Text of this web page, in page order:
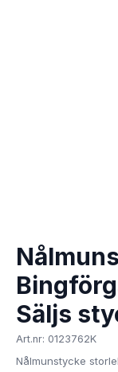
Säljs
Art.nr: 0123762K
Nålmunstycke